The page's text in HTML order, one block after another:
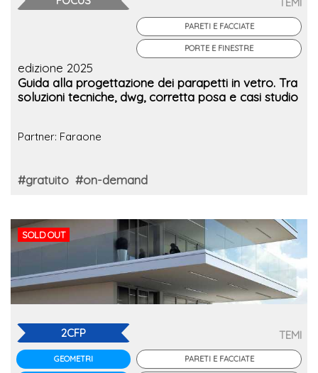
PARETI E FACCIATE
PORTE E FINESTRE
edizione 2025
Guida alla progettazione dei parapetti in vetro. Tra
soluzioni tecniche, dwg, corretta posa e casi studio
Partner: Faraone
#gratuito #on-demand
SOLD OUT
2CFP
GEOMETRI
TEMI
PARETI E FACCIATE